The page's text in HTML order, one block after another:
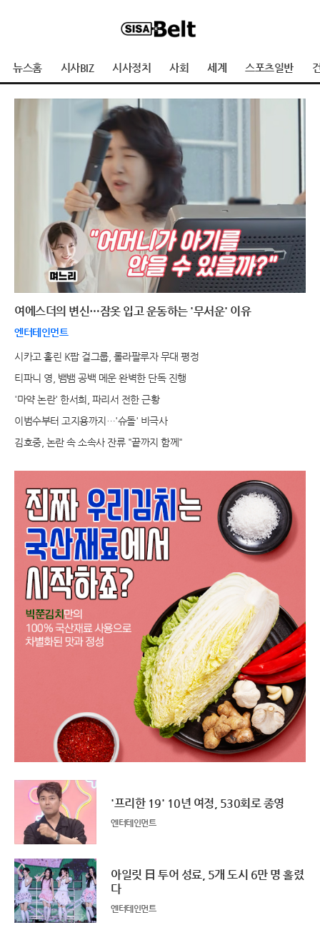
뉴스홈 시사BIZ 시사정치 사회 세계 스포츠일반
여에스더의 변신…잠옷 입고 운동하는 '무서운' 이유
엔터테인먼트
시카고 홀린 K팝 걸그룹, 롤라팔루자 무대 평정
티파니 영, 뱀뱀 공백 메운 완벽한 단독 진행
'마약 논란' 한서희, 파리서 전한 근황
이범수부터 고지용까지…'슈돌' 비극사
김호중, 논란 속 소속사 잔류 "끝까지 함께"
'프리한 19' 10년 여정, 530회로 종영
엔터테인먼트
아일릿 日 투어 성료, 5개 도시 6만 명 홀렸
다
엔터테인먼트